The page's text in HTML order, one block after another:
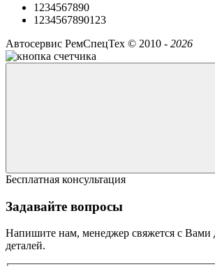
1234567890
1234567890123
Автосервис РемСпецТех © 2010 - 2026
Бесплатная консультация
Задавайте вопросы
Напишите нам, менеджер свяжется с Вами
деталей.